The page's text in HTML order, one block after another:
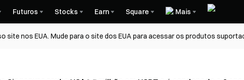
Futuros Stocks Earn Square Mais
site nos EUA. Mude para o site dos EUA para acessar os produtos